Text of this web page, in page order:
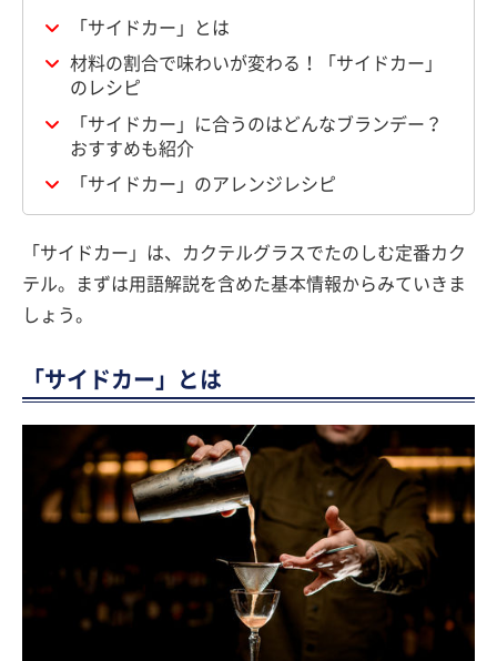
「サイドカー」とは
材料の割合で味わいが変わる！「サイドカー」
のレシピ
「サイドカー」に合うのはどんなブランデー？
おすすめも紹介
「サイドカー」のアレンジレシピ
「サイドカー」は、カクテルグラスでたのしむ定番カク
テル。まずは用語解説を含めた基本情報からみていきま
しょう。
「サイドカー」とは